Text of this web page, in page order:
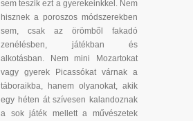
sem teszik ezt a gyerekeinkkel. Nem
hisznek a poroszos módszerekben
sem, csak az örömből fakadó
zenélésben, játékban és
alkotásban. Nem mini Mozartokat
vagy gyerek Picassókat várnak a
táboraikba, hanem olyanokat, akik
egy héten át szívesen kalandoznak
a sok játék mellett a művészetek